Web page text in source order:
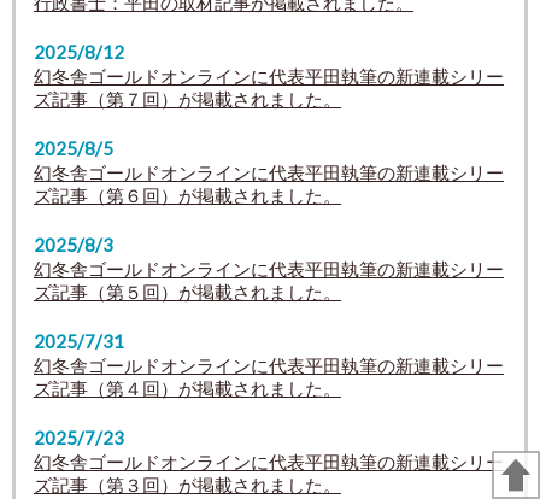
2025/8/12
幻冬舎ゴールドオンラインに代表平田執筆の新連載シリー
ズ記事（第７回）が掲載されました。
2025/8/5
幻冬舎ゴールドオンラインに代表平田執筆の新連載シリー
ズ記事（第６回）が掲載されました。
2025/8/3
幻冬舎ゴールドオンラインに代表平田執筆の新連載シリー
ズ記事（第５回）が掲載されました。
2025/7/31
幻冬舎ゴールドオンラインに代表平田執筆の新連載シリー
ズ記事（第４回）が掲載されました。
2025/7/23
幻冬舎ゴールドオンラインに代表平田執筆の新連載シリー
ズ記事（第３回）が掲載されました。